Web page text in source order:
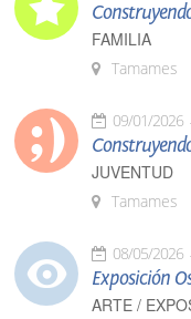
FAMILIA
Tamames
09/01/2026
JUVENTUD
Tamames
08/05/2026
Exposición
ARTE /